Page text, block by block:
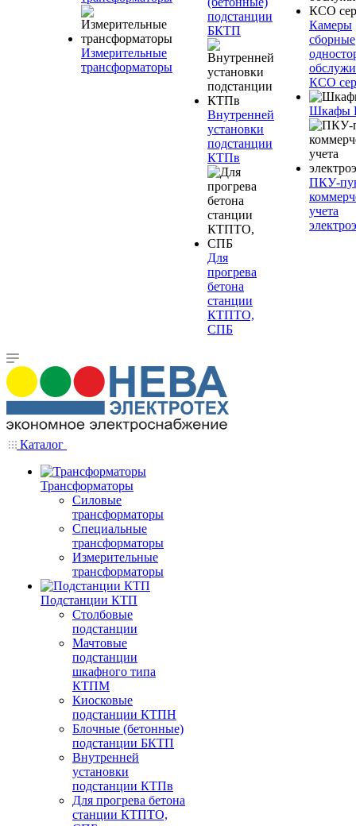
Измерительные
трансформаторы
подстанции
БКТП
Внутренней
установки
подстанции
КТПв
Для
прогрева
бетона
станции
КТПТО,
СПБ
Камеры
сборные
КСО
Шкафы
ПКУ-
учета
Каталог
Трансформаторы
Силовые
трансформаторы
Специальные
трансформаторы
Измерительные
трансформаторы
Подстанции КТП
Столбовые
подстанции
Мачтовые
подстанции
шкафного типа
КТПМ
Киосковые
подстанции КТПН
Блочные (бетонные)
подстанции БКТП
Внутренней
установки
подстанции КТПв
Для прогрева бетона
станции КТПТО,